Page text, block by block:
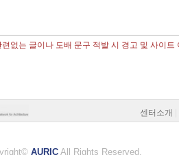
센터소개
AURIC All Rights Reserved.